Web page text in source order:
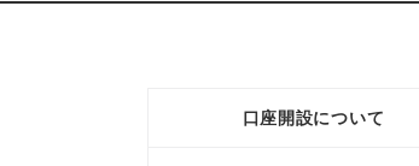
口座開設について